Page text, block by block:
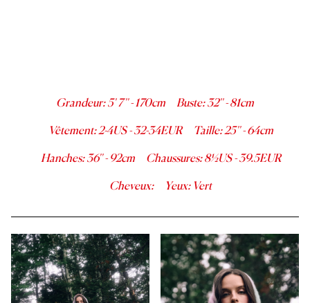
Grandeur:5' 7''-170cm Buste:32''- 81cm
Vêtement:2-4US -32-34EUR Taille:25''-64cm
Hanches:36''-92cm Chaussures:8½US -39.5EUR
Cheveux: Yeux: Vert